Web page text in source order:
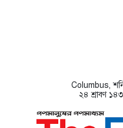
Columbus,
২৪ শ্রাবণ